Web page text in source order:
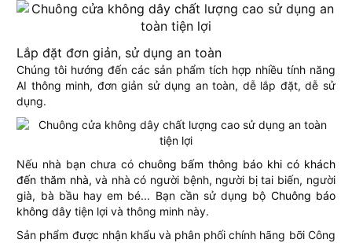
Lắp đặt đơn giản, sử dụng an toàn
Chúng tôi hướng đến các sản phẩm tích hợp nhiều tính năng
AI thông minh, đơn giản sử dụng an toàn, dễ lắp đặt, dễ sử
dụng.
Nếu nhà bạn chưa có chuông bấm thông báo khi có khách
đến thăm nhà, và nhà có người bệnh, người bị tai biến, người
già, bà bầu hay em bé... Bạn cần sử dụng bộ Chuông báo
không dây tiện lợi và thông minh này.
Sản phẩm được nhận khẩu và phân phối chính hãng bỡi Công